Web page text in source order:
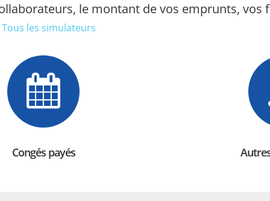
le montant de vos emprunts,
Tous les simulateurs
Congés payés